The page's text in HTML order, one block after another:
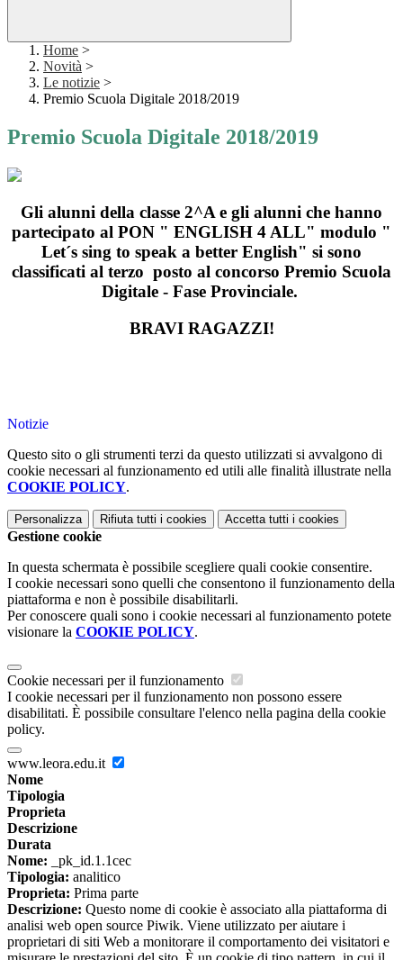
Home >
Novità >
Le notizie >
Premio Scuola Digitale 2018/2019
Premio Scuola Digitale 2018/2019
Gli alunni della classe 2^A e gli alunni che hanno
partecipato al PON " ENGLISH 4 ALL" modulo "
Let´s sing to speak a better English" si sono
classificati al terzo posto al concorso Premio Scuola
Digitale - Fase Provinciale.
BRAVI RAGAZZI!
Notizie
Questo sito o gli strumenti terzi da questo utilizzati si avvalgono di
cookie necessari al funzionamento ed utili alle finalità illustrate nella
COOKIE POLICY.
Personalizza Rifiuta tutti i cookies Accetta tutti i cookies
Gestione cookie
In questa schermata è possibile scegliere quali cookie consentire.
I cookie necessari sono quelli che consentono il funzionamento della
piattaforma e non è possibile disabilitarli.
Per conoscere quali sono i cookie necessari al funzionamento potete
visionare la COOKIE POLICY.
Cookie necessari per il funzionamento
I cookie necessari per il funzionamento non possono essere
disabilitati. È possibile consultare l'elenco nella pagina della cookie
policy.
www.leora.edu.it
Nome
Tipologia
Proprieta
Descrizione
Durata
Nome: _pk_id.1.1cec
Tipologia: analitico
Proprieta: Prima parte
Descrizione: Questo nome di cookie è associato alla piattaforma di
analisi web open source Piwik. Viene utilizzato per aiutare i
proprietari di siti Web a monitorare il comportamento dei visitatori e